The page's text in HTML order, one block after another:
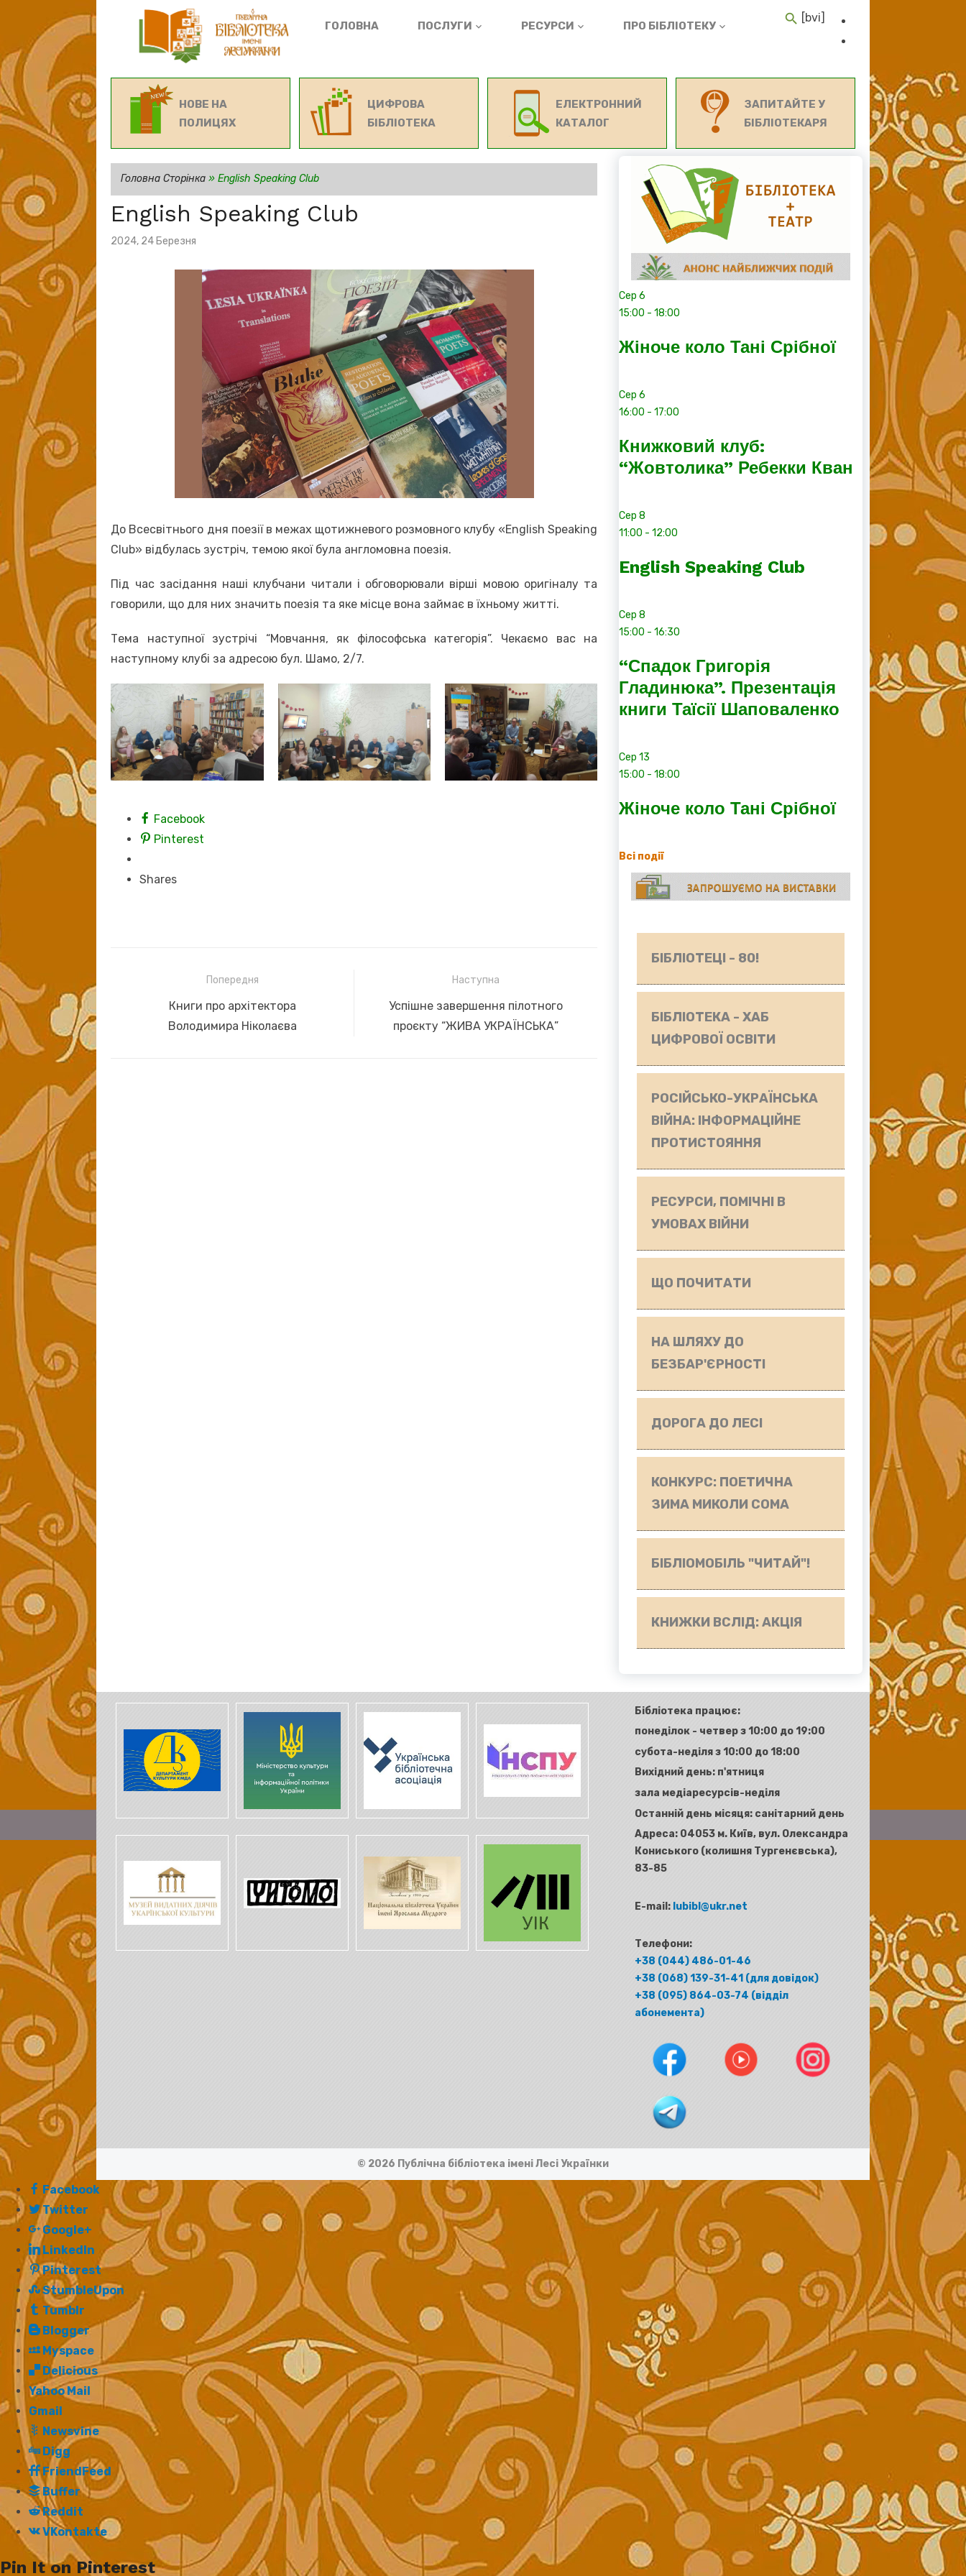
ГОЛОВНА ПОСЛУГИ РЕСУРСИ ПРО БІБЛІОТЕКУ
[bvi]
НОВЕ НА
ПОЛИЦЯХ
ЦИФРОВА
БІБЛІОТЕКА
ЕЛЕКТРОННИЙ
КАТАЛОГ
ЗАПИТАЙТЕ У
БІБЛІОТЕКАРЯ
Головна Сторінка» English Speaking Club
English Speaking Club
Posted
2024, 24 Березня
До Всесвітнього дня поезії в межах щотижневого розмовного клубу «English Speaking
Club» відбулась зустріч, темою якої була англомовна поезія.
Під час засідання наші клубчани читали і обговорювали вірші мовою оригіналу та
говорили, що для них значить поезія та яке місце вона займає в їхньому житті.
Тема наступної зустрічі “Мовчання, як філософська категорія”. Чекаємо вас на
наступному клубі за адресою бул. Шамо, 2/7.
Facebook
Pinterest
Shares
записів
Попередня
PreviousКниги про архітектора
Володимира Ніколаєва
Наступна
Next
post:
Успішне завершення пілотного
проєкту “ЖИВА УКРАЇНСЬКА”
Сер6
15:00 -18:00
Жіноче коло Тані Срібної
Сер6
16:00 -17:00
Книжковий клуб:
“Жовтолика” Ребекки Кван
Сер8
11:00 -12:00
English Speaking Club
Сер8
15:00 -16:30
“Спадок Григорія
Гладинюка”. Презентація
книги Таїсії Шаповаленко
Сер13
15:00 -18:00
Жіноче коло Тані Срібної
Всі події
БІБЛІОТЕЦІ - 80!
БІБЛІОТЕКА - ХАБ
ЦИФРОВОЇ ОСВІТИ
РОСІЙСЬКО-УКРАЇНСЬКА
ВІЙНА: ІНФОРМАЦІЙНЕ
ПРОТИСТОЯННЯ
РЕСУРСИ, ПОМІЧНІ В
УМОВАХ ВІЙНИ
ЩО ПОЧИТАТИ
НА ШЛЯХУ ДО
БЕЗБАР'ЄРНОСТІ
ДОРОГА ДО ЛЕСІ
КОНКУРС: ПОЕТИЧНА
ЗИМА МИКОЛИ СОМА
БІБЛІОМОБІЛЬ "ЧИТАЙ"!
КНИЖКИ ВСЛІД: АКЦІЯ
Бібліотека працює:
понеділок - четвер з 10:00 до 19:00
субота-неділя з 10:00 до 18:00
Вихідний день: п'ятниця
зала медіаресурсів-неділя
Останній день місяця: санітарний день
Адреса:04053 м. Київ, вул. Олександра
Кониського (колишня Тургенєвська),
83-85
E-mail: lubibl@ukr.net
Телефони:
+38 (044) 486-01-46
+38 (068) 139-31-41 (для довідок)
+38 (095) 864-03-74 (відділ
абонемента)
© 2026 Публічна бібліотека імені Лесі Українки
Facebook
Twitter
Google+
LinkedIn
Pinterest
StumbleUpon
Tumblr
Blogger
Myspace
Delicious
Yahoo Mail
Gmail
Newsvine
Digg
FriendFeed
Buffer
Reddit
VKontakte
Pin It on Pinterest